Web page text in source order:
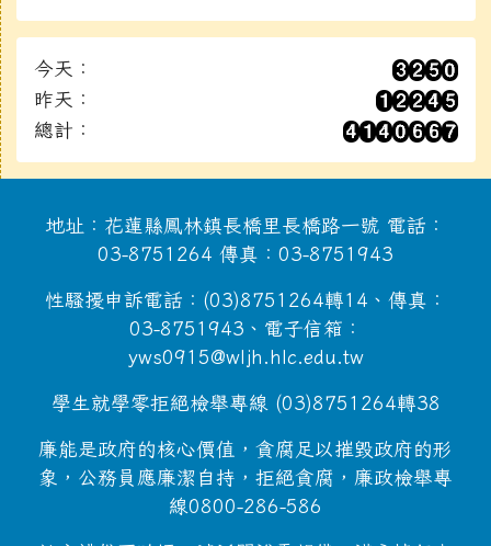
今天：
昨天：
總計：
地址：花蓮縣鳳林鎮長橋里長橋路一號 電話：
03-8751264 傳真：03-8751943
性騷擾申訴電話：(03)8751264轉14、傳真：
03-8751943、電子信箱：
yws0915@wljh.hlc.edu.tw
學生就學零拒絕檢舉專線 (03)8751264轉38
廉能是政府的核心價值，貪腐足以摧毀政府的形
象，公務員應廉潔自持，拒絕貪腐，廉政檢舉專
線0800-286-586